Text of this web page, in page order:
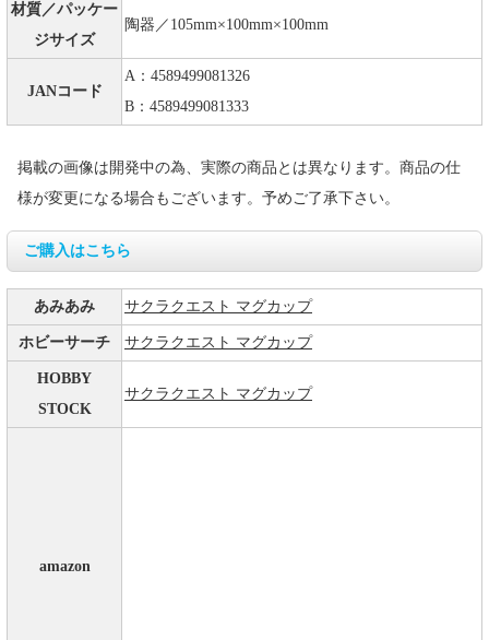
材質／パッケー
ジサイズ
陶器／105mm×100mm×100mm
JANコード
A：4589499081326
B：4589499081333
掲載の画像は開発中の為、実際の商品とは異なります。商品の仕
様が変更になる場合もございます。予めご了承下さい。
ご購入はこちら
あみあみ サクラクエスト マグカップ
ホビーサーチ サクラクエスト マグカップ
HOBBY
STOCK
サクラクエスト マグカップ
amazon